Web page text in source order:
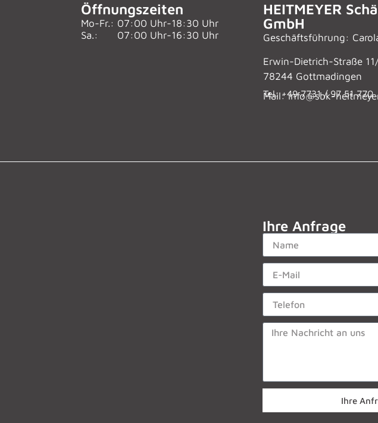
Öffnungszeiten
Mo-Fr.: 07:00 Uhr-18:30 Uhr
Sa.:
07:00 Uhr-16:30 Uhr
HEITMEYER
GmbH
Geschäftsführung:
Erwin-Dietrich-Straße
78244 Gottmadingen
Tel: +49 7731 / 97 51 770
Mail: info@sbk-
Ihre Anfrage
Ihre